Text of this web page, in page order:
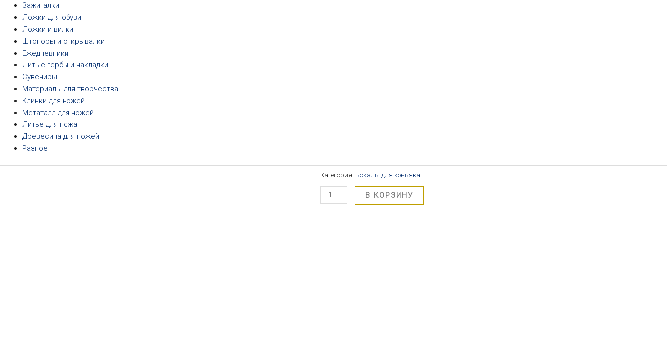
Зажигалки
Ложки для обуви
Ложки и вилки
Штопоры и открывалки
Ежедневники
Литые гербы и накладки
Сувениры
Материалы для творчества
Клинки для ножей
Метаталл для ножей
Литье для ножа
Древесина для ножей
Разное
Категория: Бокалы для коньяка
В КОРЗИНУ